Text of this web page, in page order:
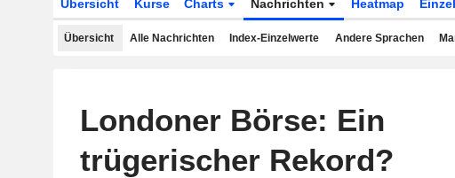
Übersicht Kurse Charts Nachrichten Heatmap
Übersicht Alle Nachrichten Index-Einzelwerte Andere Sprachen
Londoner Börse: Ein
trügerischer Rekord?